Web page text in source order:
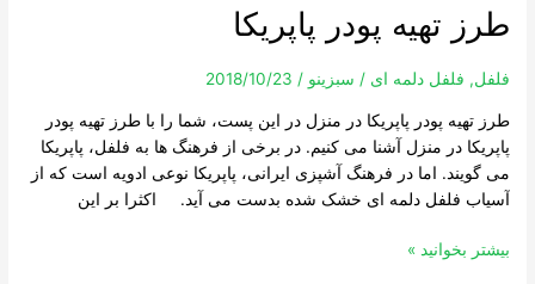
طرز تهیه پودر پاپریکا
فلفل, فلفل دلمه ای / سبزینو/
2018/10/23
طرز تهیه پودر پاپریکا در منزل در این پست، شما را با طرز تهیه پودر
پاپریکا در منزل آشنا می کنیم. در برخی از فرهنگ ها به فلفل، پاپریکا
می گویند. اما در فرهنگ آشپزی ایرانی، پاپریکا نوعی ادویه است که از
آسیاب فلفل دلمه ای خشک شده بدست می آید. اکثرا بر این
طرز
تهیه
پودر
پاپریکا
بیشتر بخوانید »